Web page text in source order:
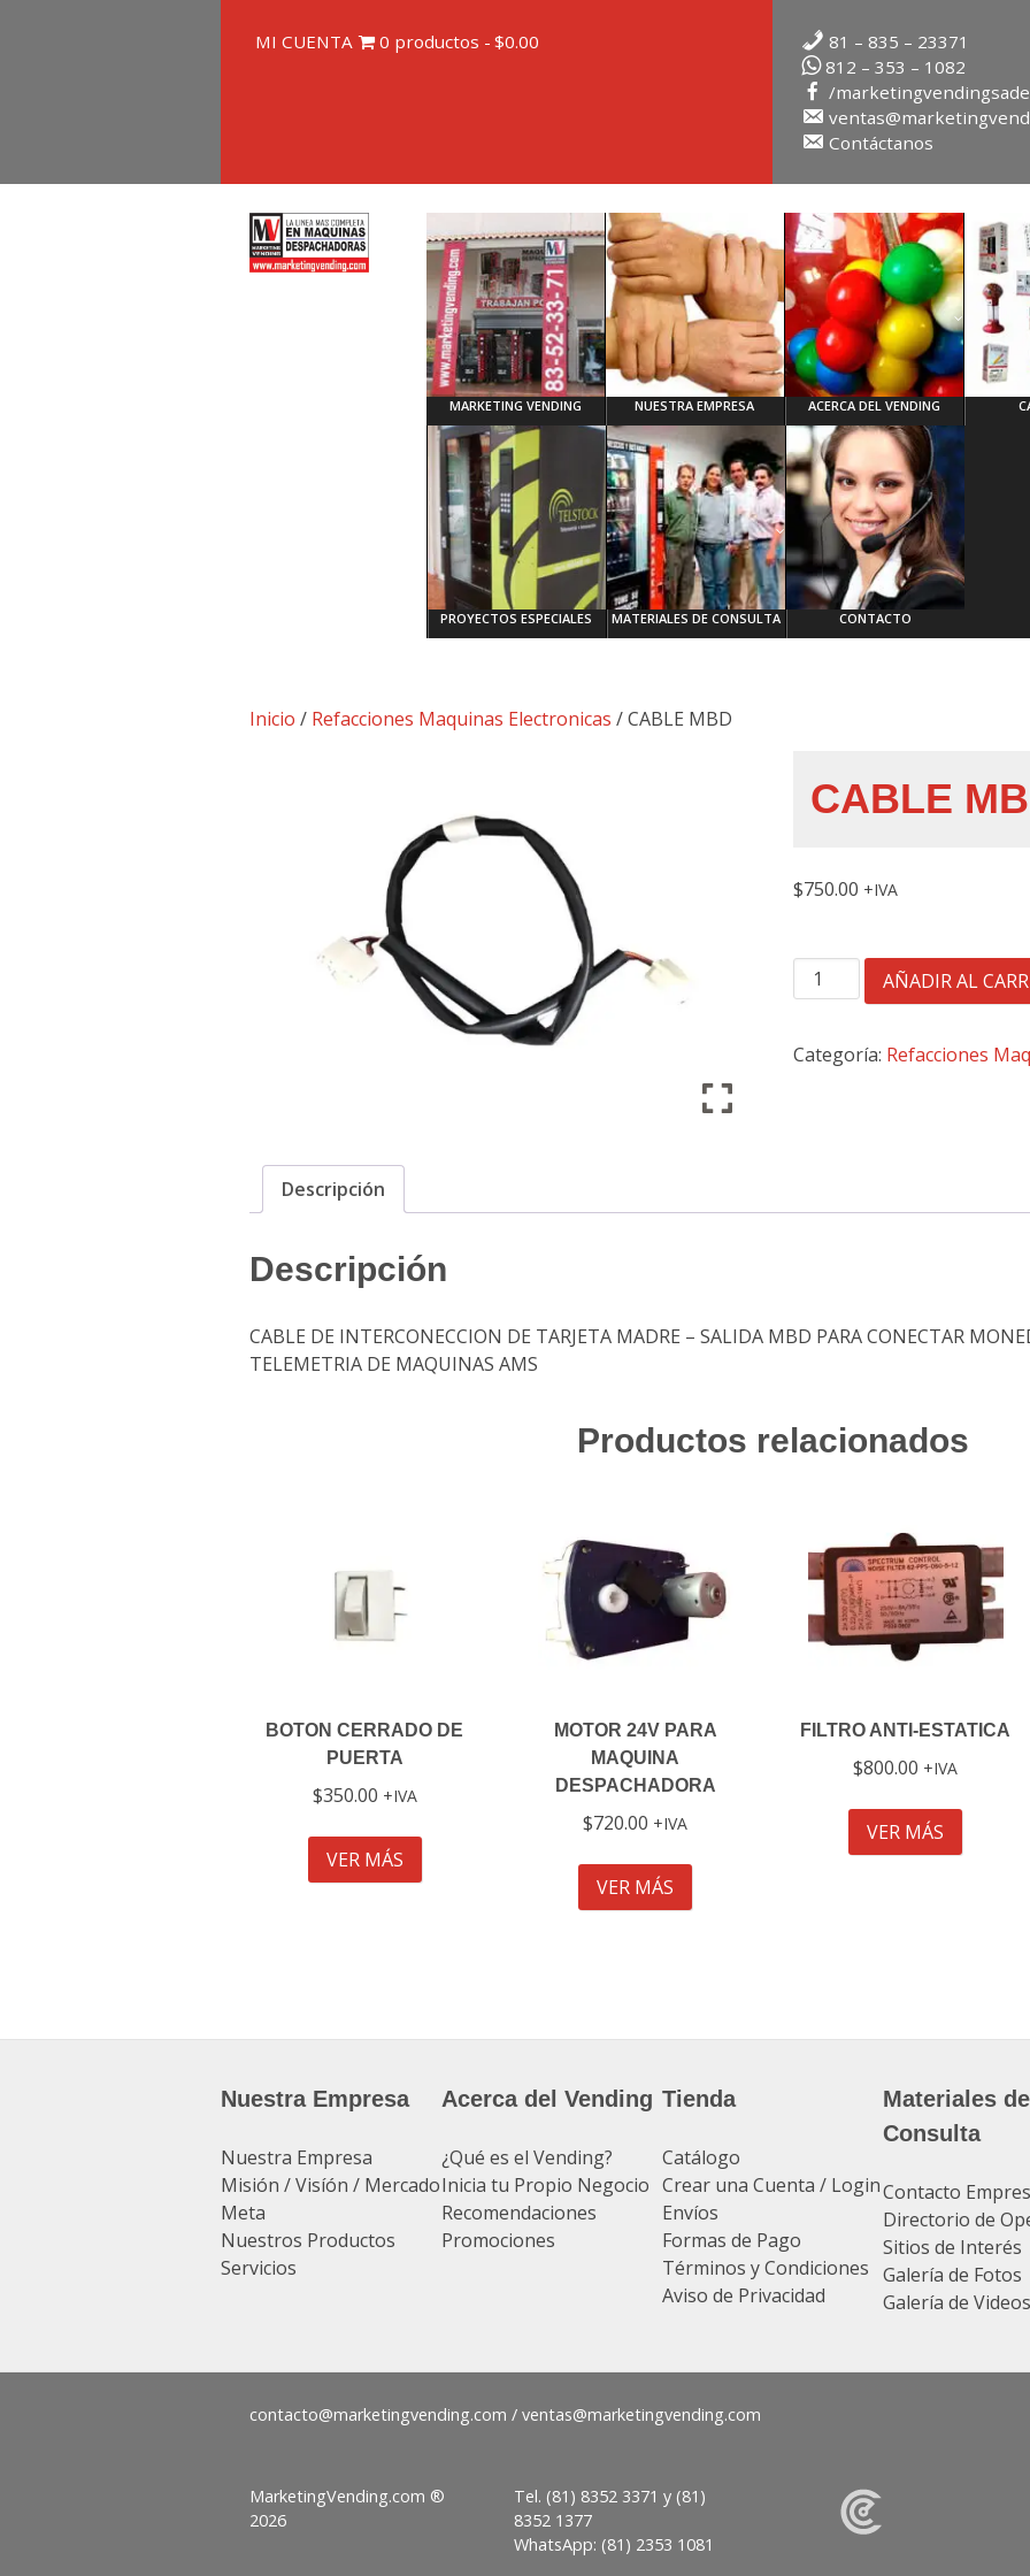
MI CUENTA 0 productos $0.00
81 – 835 – 23371
812 – 353 – 1082
/
Contáctanos
MARKETING VENDING NUESTRA EMPRESA ACERCA DEL VENDING
PROYECTOS ESPECIALES MATERIALES DE CONSULTA CONTACTO
Inicio / Refacciones Maquinas Electronicas / CABLE MBD
CABLE
$750.00 IVA
CABLE
MBD
AÑADIR AL
Categoría: Refacciones
Descripción
Descripción
CABLE DE INTERCONECCION DE TARJETA MADRE – SALIDA MBD PARA CONECTAR
TELEMETRIA DE MAQUINAS AMS
Productos relacionados
BOTON CERRADO DE
PUERTA
$350.00 IVA
VER MÁS
MOTOR 24V PARA
MAQUINA
DESPACHADORA
$720.00 IVA
VER MÁS
FILTRO ANTI-ESTATICA
$800.00 IVA
VER MÁS
Nuestra Empresa
Nuestra Empresa
Misión / Visíón / Mercado
Meta
Nuestros Productos
Servicios
Acerca del Vending
¿Qué es el Vending?
Inicia tu Propio Negocio
Recomendaciones
Promociones
Tienda
Catálogo
Crear una Cuenta / Login
Envíos
Formas de Pago
Términos y Condiciones
Aviso de Privacidad
Materiales de
Consulta
Contacto
Directorio de
Sitios de Interés
Galería de Fotos
Galería de Videos
contacto@ / ventas@
MarketingVending.com ®
2026
Tel. (81) 8352 3371 y (81)
8352 1377
WhatsApp: (81) 2353 1081